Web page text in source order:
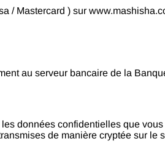
/ Mastercard ) sur
au serveur bancaire de la
les données confidentielles que
de manière cryptée sur le